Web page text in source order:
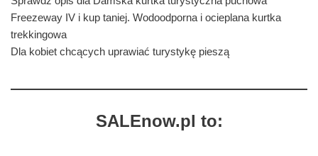
Freezeway IV i kup taniej. Wodoodporna i ocieplana kurtka
trekkingowa
Dla kobiet chcących uprawiać turystykę pieszą
SALEnow.pl to: